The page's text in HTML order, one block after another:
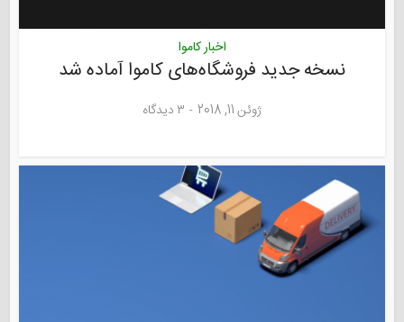
اخبار کاموا
نسخه جدید فروشگاه‌های کاموا آماده شد
ژوئن 11, 2018 ۳ دیدگاه